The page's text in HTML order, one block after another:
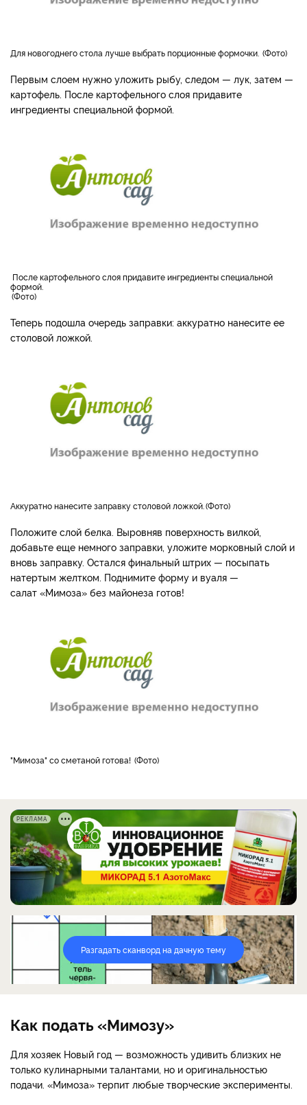
Для новогоднего стола лучше выбрать порционные формочки. Фото
Первым слоем нужно уложить рыбу, следом — лук, затем —
картофель. После картофельного слоя придавите
ингредиенты специальной формой.
После картофельного слоя придавите ингредиенты специальной
формой.
Фото
Теперь подошла очередь заправки: аккуратно нанесите ее
столовой ложкой.
Аккуратно нанесите заправку столовой ложкой. Фото
Положите слой белка. Выровняв поверхность вилкой,
добавьте еще немного заправки, уложите морковный слой и
вновь заправку. Остался финальный штрих — посыпать
натертым желтком. Поднимите форму и вуаля —
салат «Мимоза» без майонеза готов!
"Мимоза" со сметаной готова! Фото
РЕКЛАМА
Разгадать сканворд на дачную тему
Как подать «Мимозу»
Для хозяек Новый год — возможность удивить близких не
только кулинарными талантами, но и оригинальностью
подачи. «Мимоза» терпит любые творческие эксперименты.